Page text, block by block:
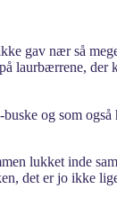
gav nær så
laurbærrene,
og som
lukket inde
det er jo ikke